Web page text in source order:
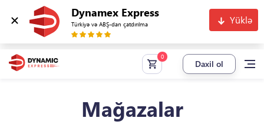
Dynamex Express
Türkiyə və ABŞ-dan çatdırılma Yüklə
Daxil ol
Mağazalar